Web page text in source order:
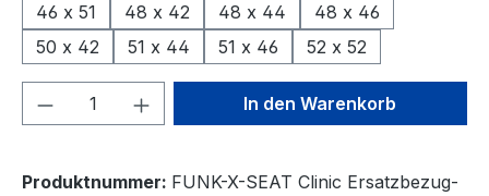
46 x 51
48 x 42 48 x 44
48 x 46
50 x 42
51 x 44 51 x 46 52 x 52
Produkt Anzahl: Gib denIn den Warenkorb
Produktnummer: FUNK-X-SEAT Clinic Ersatzbezug-